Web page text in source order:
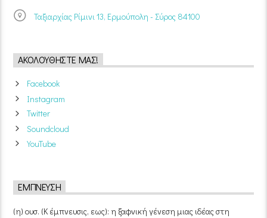
Ταξιαρχίας Ρίμινι 13, Ερμούπολη - Σύρος 84100
ΑΚΟΛΟΥΘΉΣΤΕ ΜΑΣ!
Facebook
Instagram
Twitter
Soundcloud
YouTube
ΈΜΠΝΕΥΣΗ
(η) ουσ. (Κ έμπνευσις, εως): η ξαφνική γένεση μιας ιδέας στη